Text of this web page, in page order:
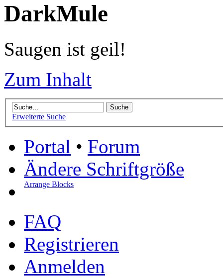
DarkMule
Saugen ist geil!
Zum Inhalt
Erweiterte Suche
Portal • Forum
Ändere Schriftgröße
Arrange Blocks
FAQ
Registrieren
Anmelden